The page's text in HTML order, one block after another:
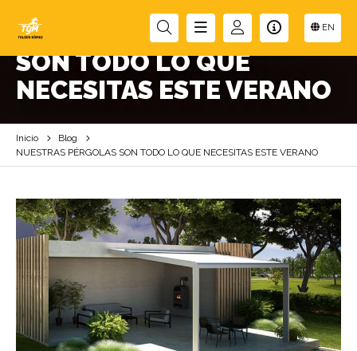
EN
NUESTRAS PÉRGOLAS
SON TODO LO QUE
NECESITAS ESTE VERANO
Inicio
Blog
NUESTRAS PÉRGOLAS SON TODO LO QUE NECESITAS ESTE VERANO